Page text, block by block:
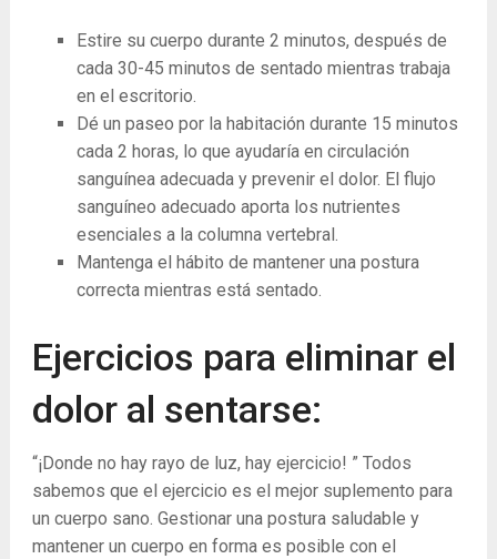
Estire su cuerpo durante 2 minutos, después de
cada 30-45 minutos de sentado mientras trabaja
en el escritorio.
Dé un paseo por la habitación durante 15 minutos
cada 2 horas, lo que ayudaría en circulación
sanguínea adecuada y prevenir el dolor. El flujo
sanguíneo adecuado aporta los nutrientes
esenciales a la columna vertebral.
Mantenga el hábito de mantener una postura
correcta mientras está sentado.
Ejercicios para eliminar el
dolor al sentarse:
“¡Donde no hay rayo de luz, hay ejercicio! ” Todos
sabemos que el ejercicio es el mejor suplemento para
un cuerpo sano. Gestionar una postura saludable y
mantener un cuerpo en forma es posible con el